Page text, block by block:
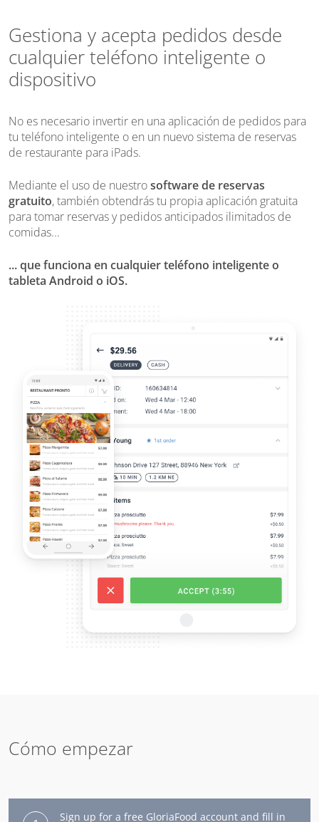
Gestiona y acepta pedidos desde
cualquier teléfono inteligente o
dispositivo
No es necesario invertir en una aplicación de pedidos para
tu teléfono inteligente o en un nuevo sistema de reservas
de restaurante para iPads.
Mediante el uso de nuestrosoftware de reservas
gratuito, también obtendrás tu propia aplicación gratuita
para tomar reservas ypedidos anticipados ilimitados de
comidas...
... que funciona en cualquier teléfono inteligente o
tableta Android o iOS.
Cómo empezar
Sign up for a free GloriaFood account and fill in